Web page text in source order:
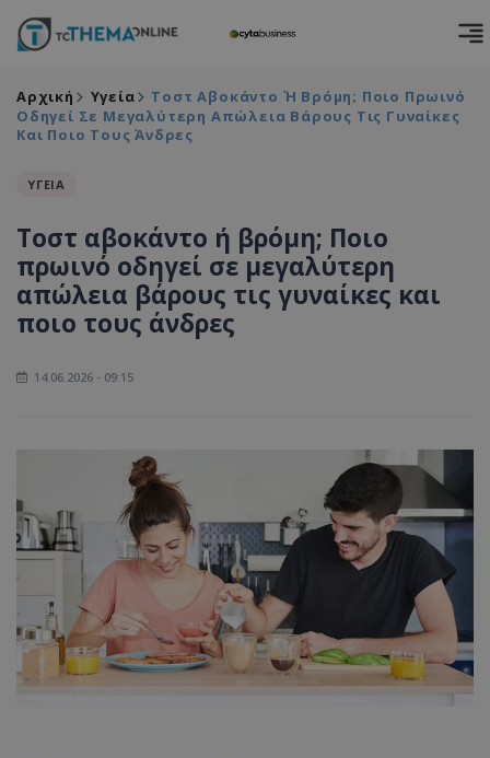
Αρχική Υγεία
Τοστ Αβοκάντο Ή Βρόμη; Ποιο Πρωινό
Οδηγεί Σε Μεγαλύτερη Απώλεια Βάρους Τις Γυναίκες
Και Ποιο Τους Άνδρες
ΥΓΕΙΑ
Τοστ αβοκάντο ή βρόμη; Ποιο
πρωινό οδηγεί σε μεγαλύτερη
απώλεια βάρους τις γυναίκες και
ποιο τους άνδρες
14.06.2026 - 09:15